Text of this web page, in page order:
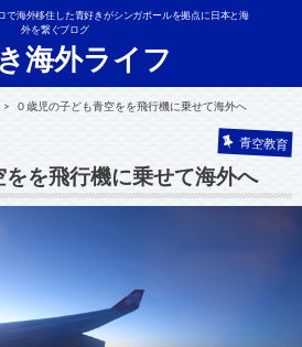
で海外移住した青好きがシンガポールを拠点に日本と海
外を繋ぐブログ
海外ライフ
０歳児の子ども青空をを飛行機に乗せて海外へ
青空教育
をを飛行機に乗せて海外へ